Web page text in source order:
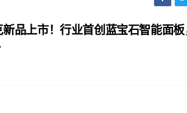
新品上市！行业首创蓝宝石智能面